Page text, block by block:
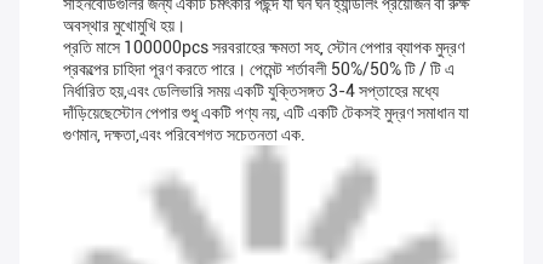
সাইনবোর্ডগুলির জন্য একটি চমৎকার পছন্দ যা ঘন ঘন হ্যান্ডলিং প্রয়োজন বা রুক্ষ
অবস্থার মুখোমুখি হয়।
প্রতি মাসে 100000pcs সরবরাহের ক্ষমতা সহ, স্টোন পেপার ব্যাপক মুদ্রণ
প্রকল্পের চাহিদা পূরণ করতে পারে। পেমেন্ট শর্তাবলী 50%/50% টি / টি এ
নির্ধারিত হয়,এবং ডেলিভারি সময় একটি যুক্তিসঙ্গত 3-4 সপ্তাহের মধ্যে
দাঁড়িয়েছেস্টোন পেপার শুধু একটি পণ্য নয়, এটি একটি টেকসই মুদ্রণ সমাধান যা
গুণমান, দক্ষতা,এবং পরিবেশগত সচেতনতা এক.